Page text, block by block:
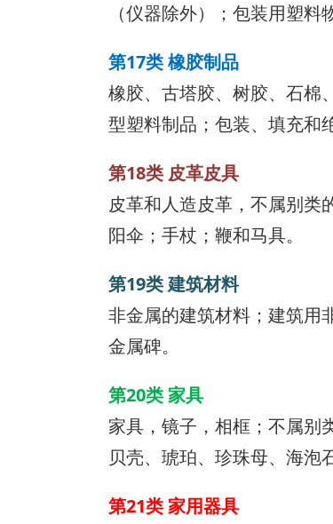
（仪器除外）；包装用塑料
第17类 橡胶制品
橡胶、古塔胶、树胶、石棉
型塑料制品；包装、填充和
第18类 皮革皮具
皮革和人造皮革，不属别类
阳伞；手杖；鞭和马具。
第19类 建筑材料
非金属的建筑材料；建筑用
金属碑。
第20类 家具
家具，镜子，相框；不属别
贝壳、琥珀、珍珠母、海泡
第21类 家用器具